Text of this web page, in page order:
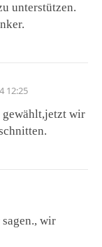
unterstützen.
12:25
gewählt,jetzt wir
wir